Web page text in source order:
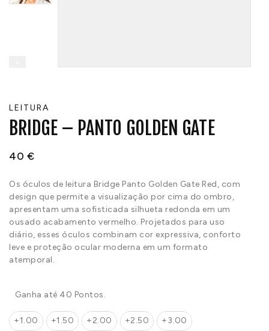
LEITURA
BRIDGE – PANTO GOLDEN GATE
40 €
Os óculos de leitura Bridge Panto Golden Gate Red, com
design que permite a visualização por cima do ombro,
apresentam uma sofisticada silhueta redonda em um
ousado acabamento vermelho. Projetados para uso
diário, esses óculos combinam cor expressiva, conforto
leve e proteção ocular moderna em um formato
atemporal.
Ganha até 40 Pontos.
+1.00 +1.50 +2.00 +2.50 +3.00